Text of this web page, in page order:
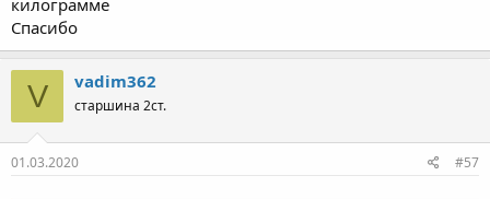
килограмме
Спасибо
V vadim362
старшина 2ст.
01.03.2020 #57